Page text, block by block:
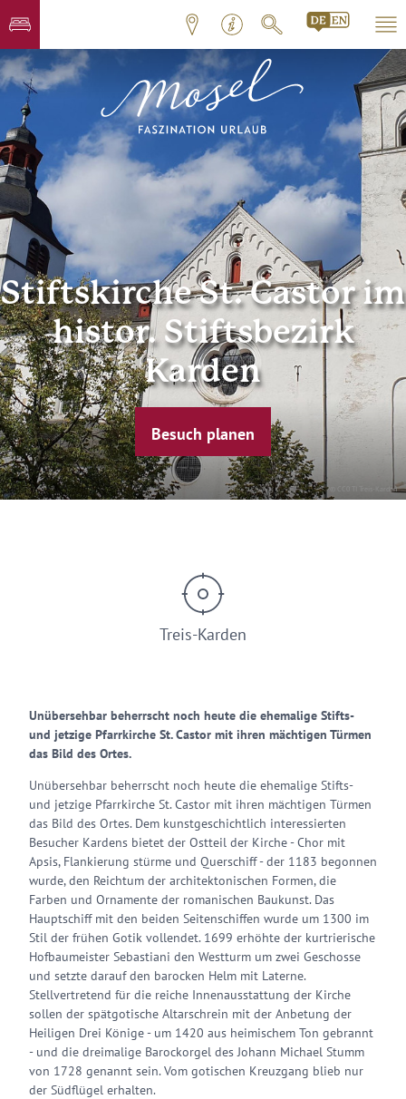
© CC0 TI Treis-Karden
Stiftskirche St. Castor im
histor. Stiftsbezirk
Karden
Besuch planen
Treis-Karden
Unübersehbar beherrscht noch heute die ehemalige Stifts-
und jetzige Pfarrkirche St. Castor mit ihren mächtigen Türmen
das Bild des Ortes.
Unübersehbar beherrscht noch heute die ehemalige Stifts-
und jetzige Pfarrkirche St. Castor mit ihren mächtigen Türmen
das Bild des Ortes. Dem kunstgeschichtlich interessierten
Besucher Kardens bietet der Ostteil der Kirche - Chor mit
Apsis, Flankierung stürme und Querschiff - der 1183 begonnen
wurde, den Reichtum der architektonischen Formen, die
Farben und Ornamente der romanischen Baukunst. Das
Hauptschiff mit den beiden Seitenschiffen wurde um 1300 im
Stil der frühen Gotik vollendet. 1699 erhöhte der kurtrierische
Hofbaumeister Sebastiani den Westturm um zwei Geschosse
und setzte darauf den barocken Helm mit Laterne.
Stellvertretend für die reiche Innenausstattung der Kirche
sollen der spätgotische Altarschrein mit der Anbetung der
Heiligen Drei Könige - um 1420 aus heimischem Ton gebrannt
- und die dreimalige Barockorgel des Johann Michael Stumm
von 1728 genannt sein. Vom gotischen Kreuzgang blieb nur
der Südflügel erhalten.